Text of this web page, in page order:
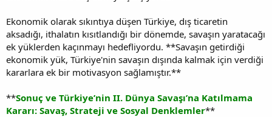
Ekonomik olarak sıkıntıya düşen Türkiye, dış ticaretin
aksadığı, ithalatın kısıtlandığı bir dönemde, savaşın yaratacağı
ek yüklerden kaçınmayı hedefliyordu. **Savaşın getirdiği
ekonomik yük, Türkiye'nin savaşın dışında kalmak için verdiği
kararlara ek bir motivasyon sağlamıştır.**
**Sonuç ve Türkiye’nin II. Dünya Savaşı’na Katılmama
Kararı: Savaş, Strateji ve Sosyal Denklemler**